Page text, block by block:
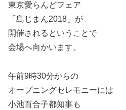
東京愛らんどフェア
「島じまん2018」が
開催されるということで
会場へ向かいます。
午前9時30分からの
オープニングセレモニーには
小池百合子都知事も